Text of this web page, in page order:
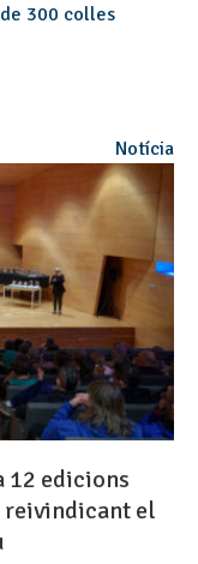
300 colles
Notícia
12 edicions
reivindicant el